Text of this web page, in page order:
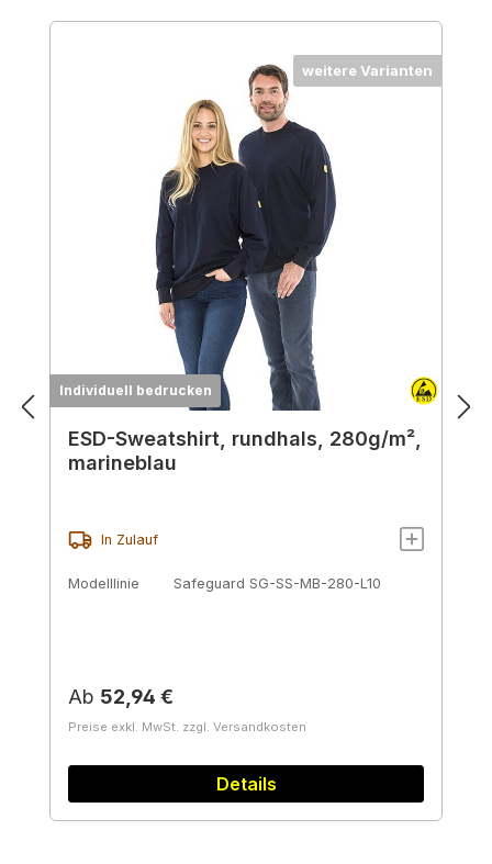
weitere Varianten
Individuell bedrucken
ESD-Sweatshirt, rundhals, 280g/m²,
marineblau
In Zulauf
Modelllinie Safeguard SG-SS-MB-280-L10
Regulärer Preis:
Ab 52,94 €
Preise exkl. MwSt. zzgl. Versandkosten
Details